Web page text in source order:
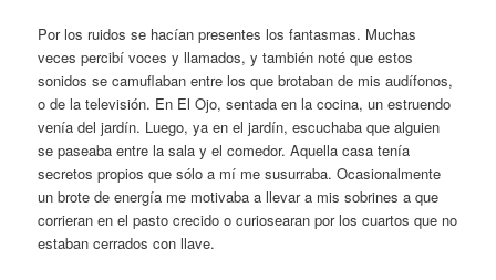
Por los ruidos se hacían presentes los fantasmas. Muchas
veces percibí voces y llamados, y también noté que estos
sonidos se camuflaban entre los que brotaban de mis audífonos,
o de la televisión. En El Ojo, sentada en la cocina, un estruendo
venía del jardín. Luego, ya en el jardín, escuchaba que alguien
se paseaba entre la sala y el comedor. Aquella casa tenía
secretos propios que sólo a mí me susurraba. Ocasionalmente
un brote de energía me motivaba a llevar a mis sobrines a que
corrieran en el pasto crecido o curiosearan por los cuartos que no
estaban cerrados con llave.